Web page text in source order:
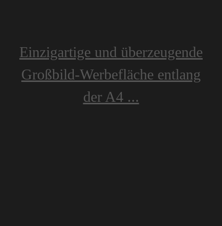
Einzigartige und überzeugende
Großbild-Werbefläche entlang
der A4 ...